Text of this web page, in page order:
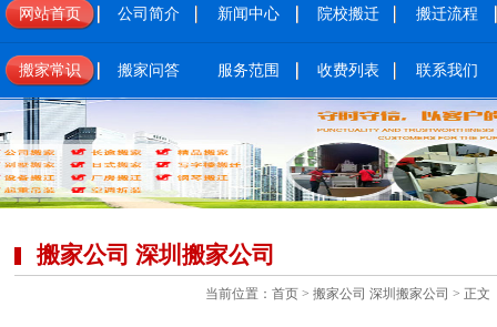
网站首页 公司简介 新闻中心 院校搬迁 搬迁流程
搬家常识 搬家问答 服务范围 收费列表 联系我们
搬家公司 深圳搬家公司
当前位置：首页 >搬家公司 深圳搬家公司 > 正文